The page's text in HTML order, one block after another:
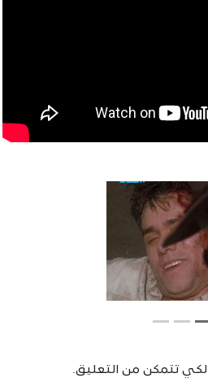
لكي تتمكن من التعليق.